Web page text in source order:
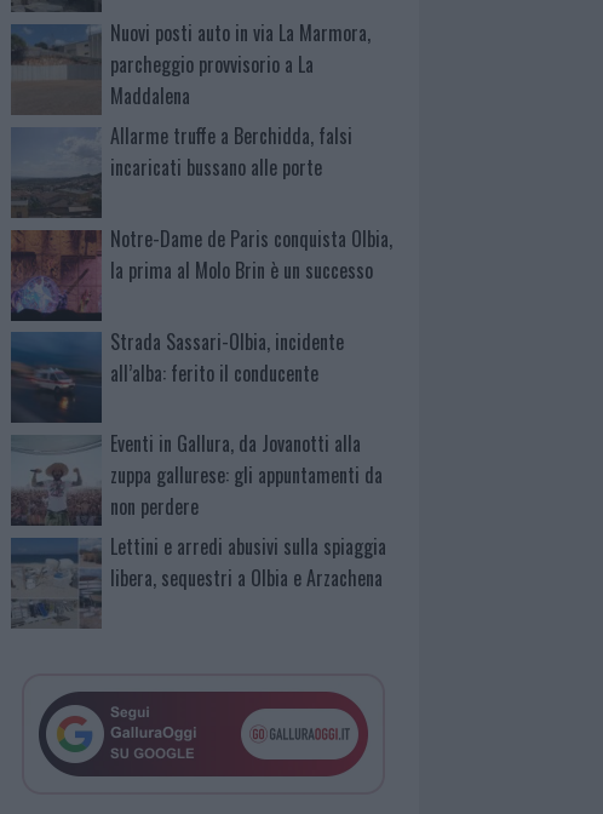
Nuovi posti auto in via La Marmora,
parcheggio provvisorio a La
Maddalena
Allarme truffe a Berchidda, falsi
incaricati bussano alle porte
Notre-Dame de Paris conquista Olbia,
la prima al Molo Brin è un successo
Strada Sassari-Olbia, incidente
all’alba: ferito il conducente
Eventi in Gallura, da Jovanotti alla
zuppa gallurese: gli appuntamenti da
non perdere
Lettini e arredi abusivi sulla spiaggia
libera, sequestri a Olbia e Arzachena